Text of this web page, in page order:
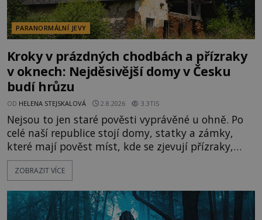
PARANORMÁLNÍ JEVY
Kroky v prázdných chodbách a přízraky
v oknech: Nejděsivější domy v Česku
budí hrůzu
OD HELENA STEJSKALOVÁ 2.8.2026 3.3TIS
Nejsou to jen staré pověsti vyprávěné u ohně. Po
celé naší republice stojí domy, statky a zámky,
které mají pověst míst, kde se zjevují přízraky,
ozývají nevysvětlitelné zvuky nebo se dějí podivné
jevy. Zatímco historici většinou hledají racionální
lokality vykazují nápadně podobná svědectví po
celé generace. A právě tato opakující se svědectví
ZOBRAZIT VÍCE